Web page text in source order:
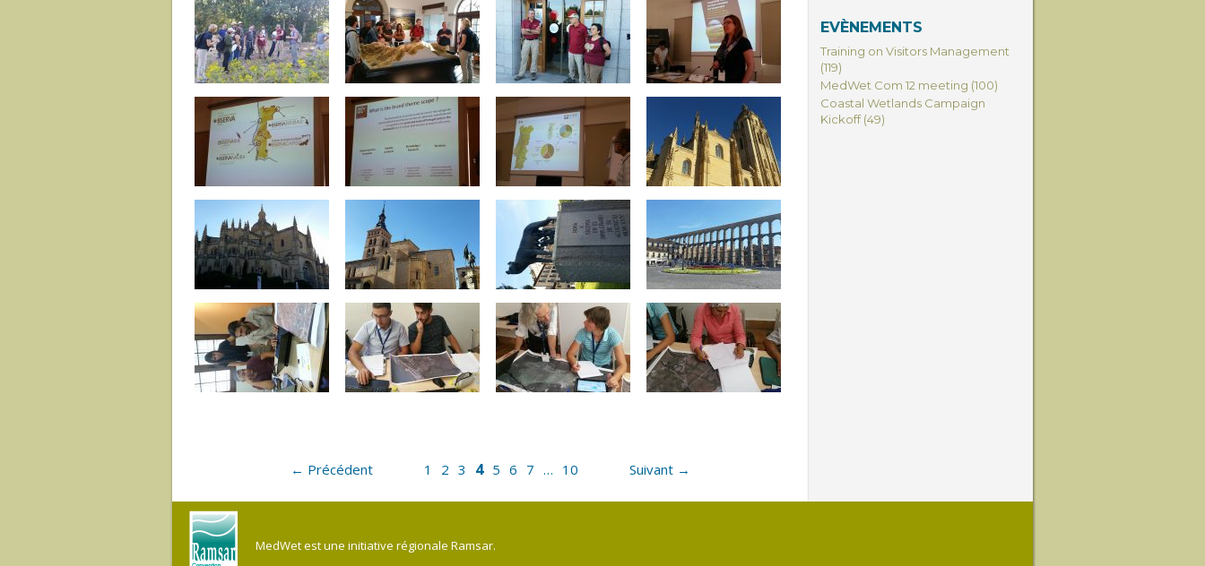
← Précédent 1 2 3 4 5 6 7 … 10 Suivant →
EVÈNEMENTS
Training on Visitors Management
(119)
MedWet Com 12 meeting (100)
Coastal Wetlands Campaign
Kickoff (49)
MedWet est une initiative régionale Ramsar.